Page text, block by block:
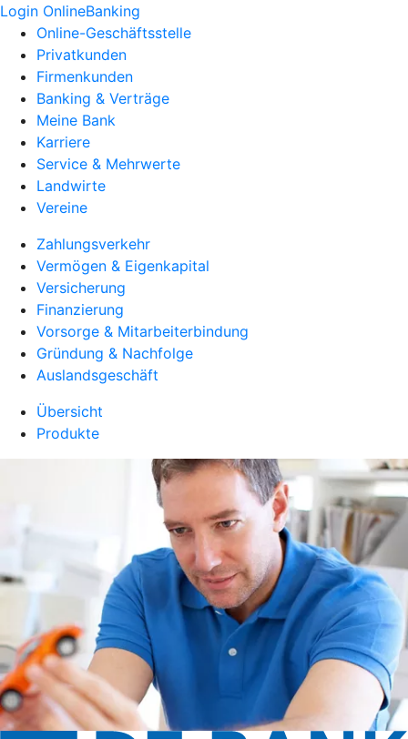
Login OnlineBanking
Online-Geschäftsstelle
Privatkunden
Firmenkunden
Banking & Verträge
Meine Bank
Karriere
Service & Mehrwerte
Landwirte
Vereine
Zahlungsverkehr
Vermögen & Eigenkapital
Versicherung
Finanzierung
Vorsorge & Mitarbeiterbindung
Gründung & Nachfolge
Auslandsgeschäft
Übersicht
Produkte